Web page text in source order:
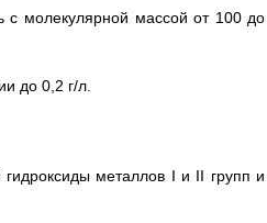
с молекулярной массой от 100 до
до 0,2 г/л.
металлов I и II групп и